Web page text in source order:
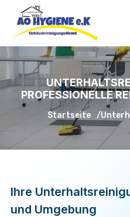
PROFESSIONELLE
Startseite
Ihre
und Umgebung